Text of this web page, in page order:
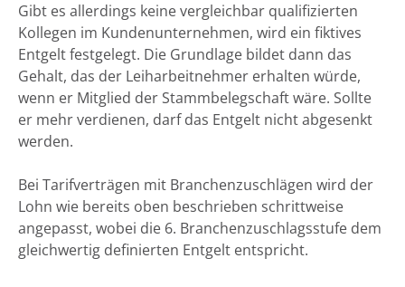
Gibt es allerdings keine vergleichbar qualifizierten
Kollegen im Kundenunternehmen, wird ein fiktives
Entgelt festgelegt. Die Grundlage bildet dann das
Gehalt, das der Leiharbeitnehmer erhalten würde,
wenn er Mitglied der Stammbelegschaft wäre. Sollte
er mehr verdienen, darf das Entgelt nicht abgesenkt
werden.
Bei Tarifverträgen mit Branchenzuschlägen wird der
Lohn wie bereits oben beschrieben schrittweise
angepasst, wobei die 6. Branchenzuschlagsstufe dem
gleichwertig definierten Entgelt entspricht.